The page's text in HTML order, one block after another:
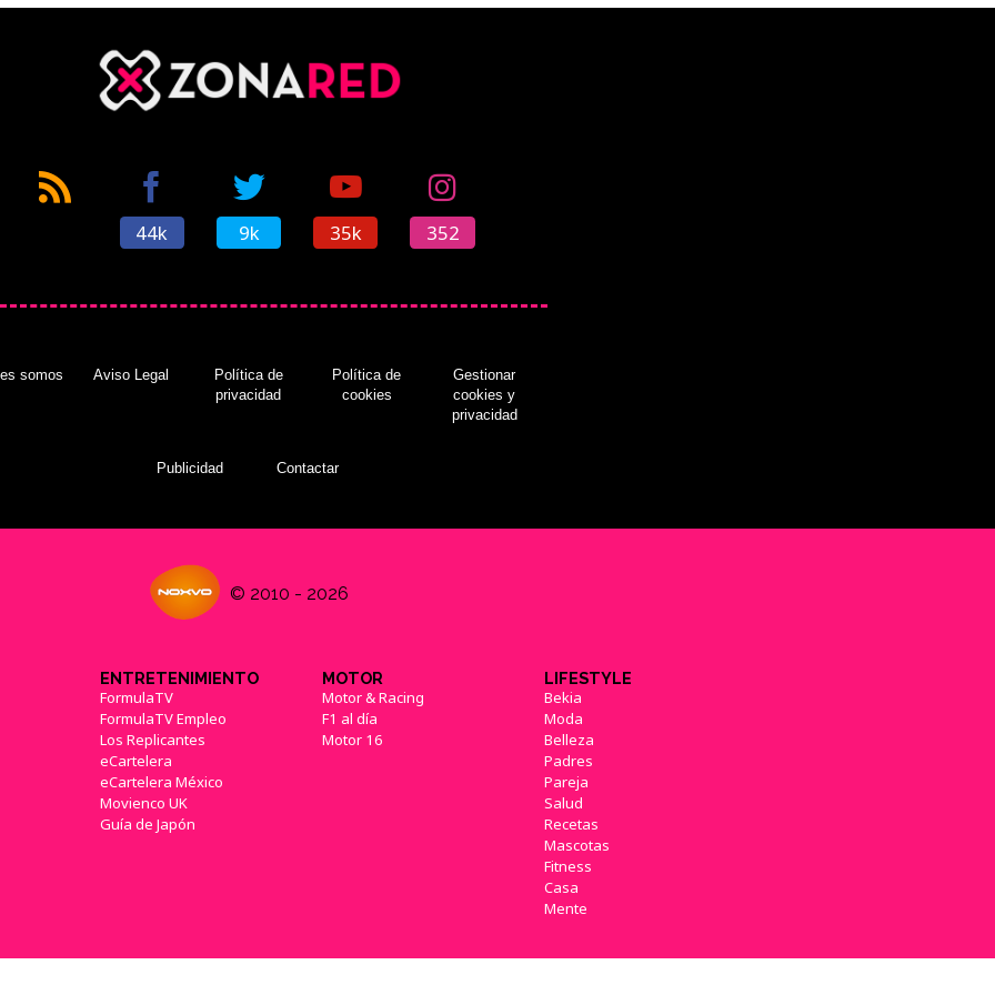
44k 9k 35k 352
somos Aviso Legal
Política de
privacidad
Política de
cookies
Gestionar
cookies y
privacidad
Publicidad Contactar
© 2010 - 2026
ENTRETENIMIENTO
FormulaTV
FormulaTV Empleo
Los Replicantes
eCartelera
eCartelera México
Movienco UK
Guía de Japón
MOTOR
Motor & Racing
F1 al día
Motor 16
LIFESTYLE
Bekia
Moda
Belleza
Padres
Pareja
Salud
Recetas
Mascotas
Fitness
Casa
Mente